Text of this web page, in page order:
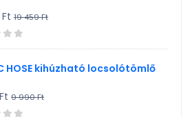
19 459 Ft
HOSE kihúzható locsolótömlő
9 990 Ft